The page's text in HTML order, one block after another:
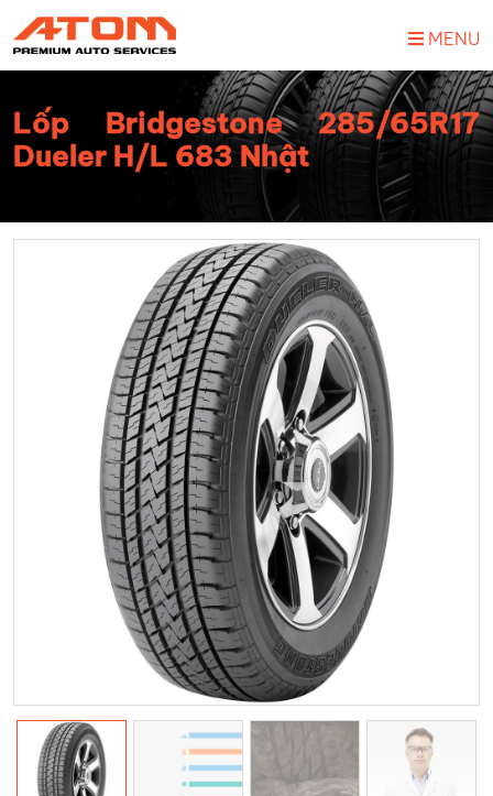
MENU
Lốp Bridgestone 285/65R17
Dueler H/L 683 Nhật